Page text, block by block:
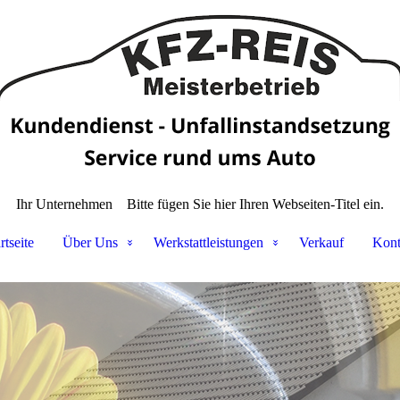
Ihr Unternehmen Bitte fügen Sie hier Ihren Webseiten-Titel ein.
Über Uns Werkstattleistungen Verkauf